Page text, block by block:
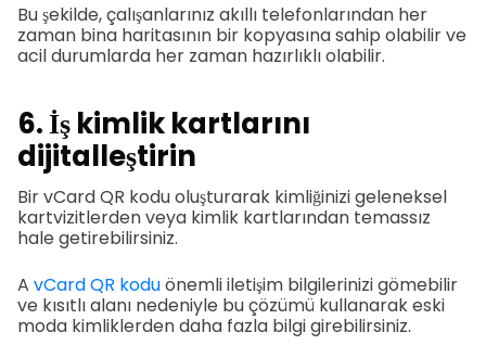
Bu şekilde, çalışanlarınız akıllı telefonlarından her
zaman bina haritasının bir kopyasına sahip olabilir ve
acil durumlarda her zaman hazırlıklı olabilir.
6. İş kimlik kartlarını
dijitalleştirin
Bir vCard QR kodu oluşturarak kimliğinizi geleneksel
kartvizitlerden veya kimlik kartlarından temassız
hale getirebilirsiniz.
A vCard QR koduönemli iletişim bilgilerinizi gömebilir
ve kısıtlı alanı nedeniyle bu çözümü kullanarak eski
moda kimliklerden daha fazla bilgi girebilirsiniz.